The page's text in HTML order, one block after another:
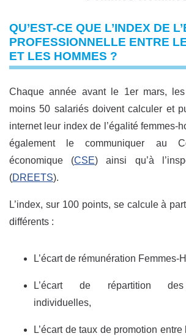
QU’EST-CE QUE L’INDEX DE
PROFESSIONNELLE ENTRE
ET LES HOMMES ?
Chaque année avant le 1er mars, les
moins 50 salariés doivent calculer et
internet leur index de l’égalité femmes-
également le communiquer au
économique (CSE) ainsi qu’à
(DREETS).
L’index, sur 100 points, se calcule à
différents :
L’écart de rémunération Femmes-
L’écart de répartition des
individuelles,
L’écart de taux de promotion